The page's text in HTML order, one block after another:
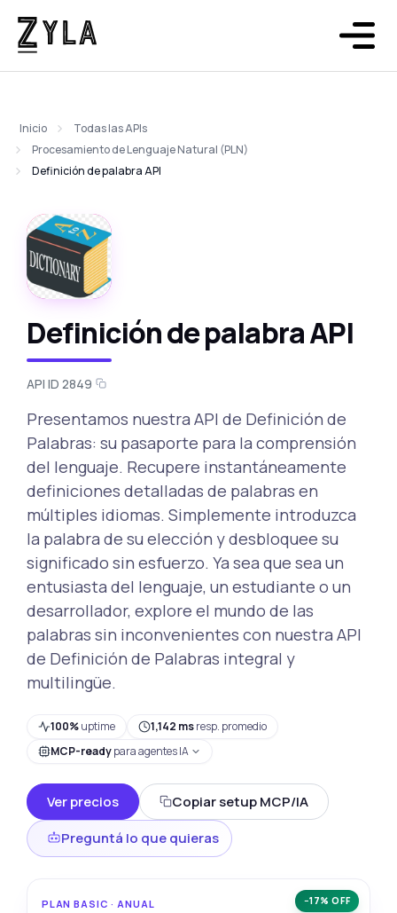
Inicio
Todas las APIs
Procesamiento de Lenguaje Natural (PLN)
Definición de palabra API
Definición de palabra API
API ID 2849
Presentamos nuestra API de Definición de
Palabras: su pasaporte para la comprensión
del lenguaje. Recupere instantáneamente
definiciones detalladas de palabras en
múltiples idiomas. Simplemente introduzca
la palabra de su elección y desbloquee su
significado sin esfuerzo. Ya sea que sea un
entusiasta del lenguaje, un estudiante o un
desarrollador, explore el mundo de las
palabras sin inconvenientes con nuestra API
de Definición de Palabras integral y
multilingüe.
100%uptime 1,142 msresp. promedio
MCP-readypara agentes IA
Ver precios
Copiar setup MCP/IA
Preguntá lo que quieras
−17% OFF
PLAN BASIC · ANUAL